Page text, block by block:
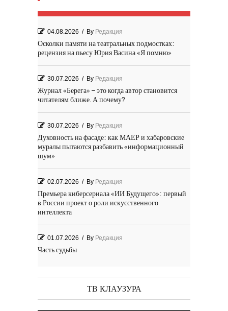
04.08.2026 / By Редакция
Осколки памяти на театральных подмостках:
рецензия на пьесу Юрия Васина «Я помню»
30.07.2026 / By Редакция
Журнал «Берега» – это когда автор становится
читателям ближе. А почему?
30.07.2026 / By Редакция
Духовность на фасаде: как МАЕР и хабаровские
муралы пытаются разбавить «информационный
шум»
02.07.2026 / By Редакция
Премьера киберсериала «ИИ Будущего»: первый
в России проект о роли искусственного
интеллекта
01.07.2026 / By Редакция
Часть судьбы
29.06.2026 / ByРедакция
День Победы! Посёлок Гидростроитель. 2026 год
ТВ КЛАУЗУРА